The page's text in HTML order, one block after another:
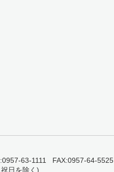
63-1111 FAX:0957-64-5525
日を除く)